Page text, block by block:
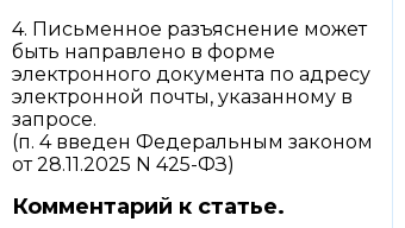
4. Письменное разъяснение может
быть направлено в форме
электронного документа по адресу
электронной почты, указанному в
запросе.
(п. 4 введен Федеральным законом
от 28.11.2025 N 425-ФЗ)
Комментарий к статье.